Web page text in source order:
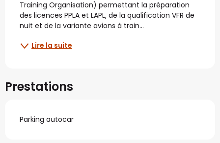
Training Organisation) permettant la préparation
des licences PPLA et LAPL, de la qualification VFR de
nuit et de la variante avions à train...
Lire la suite
Prestations
Parking autocar